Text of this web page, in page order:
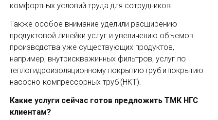
комфортных условий труда для сотрудников.
Также особое внимание уделили расширению
продуктовой линейки услуг и увеличению объемов
производства уже существующих продуктов,
например, внутрискважинных фильтров, услуг по
теплогидроизоляционному покрытию труб и покрытию
насосно-компрессорных труб (НКТ).
Какие услуги сейчас готов предложить ТМК НГС
клиентам?